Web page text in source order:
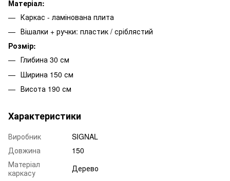
Матеріал:
Каркас - ламінована плита
Вішалки + ручки: пластик / сріблястий
Розмір:
Глибина 30 см
Ширина 150 см
Висота 190 см
Характеристики
Виробник
SIGNAL
Довжина
150
Матеріал
каркасу
Дерево